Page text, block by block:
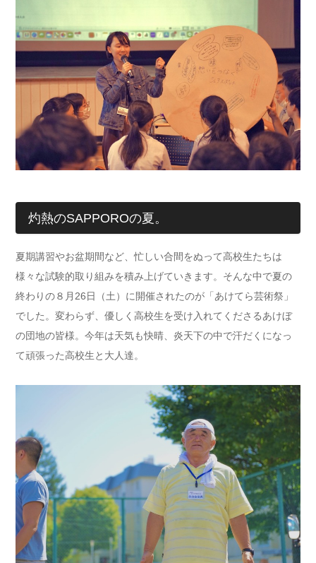
灼熱のSAPPOROの夏。
夏期講習やお盆期間など、忙しい合間をぬって高校生たちは
様々な試験的取り組みを積み上げていきます。そんな中で夏の
終わりの８月26日（土）に開催されたのが「あけてら芸術祭」
でした。変わらず、優しく高校生を受け入れてくださるあけぼ
の団地の皆様。今年は天気も快晴、炎天下の中で汗だくになっ
て頑張った高校生と大人達。